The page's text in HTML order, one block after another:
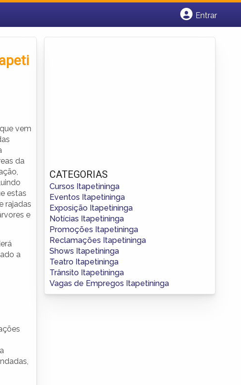
Entrar
vem
da
estas
rajadas
e
a
CATEGORIAS
Cursos Itapetininga
Eventos Itapetininga
Exposição Itapetininga
Notícias Itapetininga
Promoções Itapetininga
Reclamações Itapetininga
Shows Itapetininga
Teatro Itapetininga
Trânsito Itapetininga
Vagas de Empregos Itapetininga